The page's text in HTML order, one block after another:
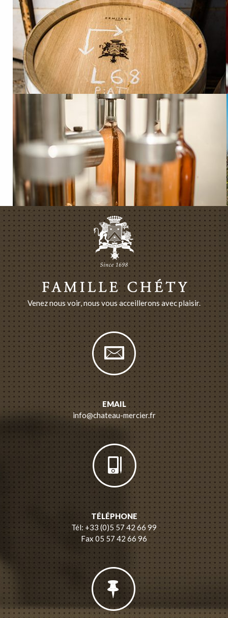
Venez nous voir, nous vous acceillerons avec plaisir.
EMAIL
info@chateau-mercier.fr
TÉLÉPHONE
Tél: +33 (0)5 57 42 66 99
Fax 05 57 42 66 96